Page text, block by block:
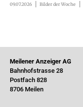
09.07.2026 Bilder der Woche
Meilener Anzeiger AG
Bahnhofstrasse 28
Postfach 828
8706 Meilen